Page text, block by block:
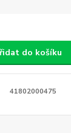
do košíku
41802000475